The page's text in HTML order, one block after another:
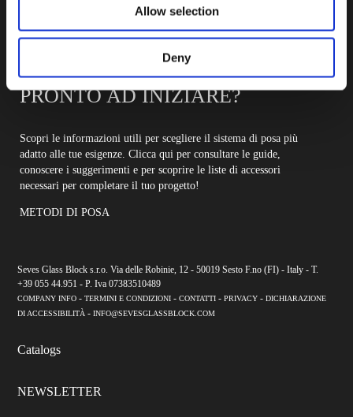
Allow selection
Deny
PRONTO AD INIZIARE?
Scopri le informazioni utili per scegliere il sistema di posa più
adatto alle tue esigenze. Clicca qui per consultare le guide,
conoscere i suggerimenti e per scoprire le liste di accessori
necessari per completare il tuo progetto!
METODI DI POSA
Seves Glass Block s.r.o. Via delle Robinie, 12 - 50019 Sesto F.no (FI) - Italy - T.
+39 055 44.951 - P. Iva 07383510489
COMPANY INFO -TERMINI E CONDIZIONI -CONTATTI -PRIVACY -DICHIARAZIONE
DI ACCESSIBILITÀ -INFO@SEVESGLASSBLOCK.COM
Catalogs
NEWSLETTER